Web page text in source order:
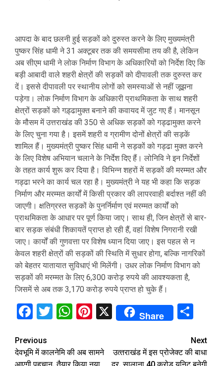
आपदा के बाद छलनी हुई सड़कों को दुरुस्त करने के लिए मुख्यमंत्री
पुष्कर सिंह धामी ने 31 अक्टूबर तक की समयसीमा तय की है, लेकिन
अब सीएम धामी ने लोक निर्माण विभाग के अधिकारियों को निर्देश दिए कि
बड़ी आबादी वाले शहरी क्षेत्रों की सड़कों को दीपावली तक दुरुस्त कर
दें। इससे दीपावली पर स्थानीय लोगों को समस्याओं से नहीं जूझना
पड़ेगा। लोक निर्माण विभाग के अधिकारी प्राथमिकता के साथ शहरी
क्षेत्रों सड़कों को गड़्ढामुक्त बनाने की कवायद में जुट गए हैं। मानसून
के मौसम में उत्तराखंड की 350 से अधिक सड़कों को गड्ढामुक्त करने
के लिए चुना गया है। इसमें शहरी व ग्रामीण दोनों क्षेत्रों की सड़कें
शामिल हैं। मुख्यमंत्री पुष्कर सिंह धामी ने सड़कों को गड्ढा मुक्त करने
के लिए विशेष अभियान चलाने के निर्देश दिए हैं। लोनिवि ने इन निर्देशों
के तहत कार्य शुरू कर दिया है। विभिन्न शहरों में सड़कों की मरम्मत और
गड्ढा भरने का कार्य चल रहा है। मुख्यमंत्री ने यह भी कहा कि सड़क
निर्माण और मरम्मत कार्यों में किसी प्रकार की लापरवाही बर्दाश्त नहीं की
जाएगी। क्षतिग्रस्त सड़कों के पुनर्निर्माण एवं मरम्मत कार्यों को
प्राथमिकता के आधार पर पूर्ण किया जाए। साथ ही, जिन क्षेत्रों से बार-
बार सड़क संबंधी शिकायतें प्राप्त हो रही हैं, वहां विशेष निगरानी रखी
जाए। कार्यों की गुणवत्ता पर विशेष ध्यान दिया जाए। इस पहल से न
केवल शहरी क्षेत्रों की सड़कों की स्थिति में सुधार होगा, बल्कि नागरिकों
को बेहतर यातायात सुविधाएं भी मिलेंगी। उधर लोक निर्माण विभाग को
सड़कों की मरम्मत के लिए 6,300 करोड़ रुपये की आवश्यकता है,
जिसमें से अब तक 3,170 करोड़ रुपये प्राप्त हो चुके हैं।
Facebook
Twitter
WhatsApp
Pinterest
X Share
Continue
Reading
Previous
देवभूमि में कालनेमि की अब सामने
Next
उत्‍तराखंड में इस प्रोजेक्‍ट की बाधा